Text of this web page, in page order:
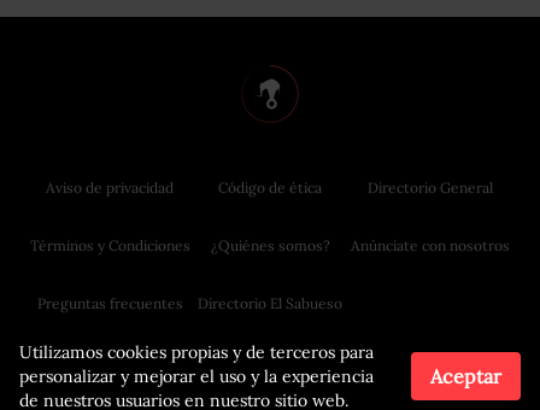
Utilizamos cookies propias y de terceros para
personalizar y mejorar el uso y la experiencia
de nuestros usuarios en nuestro sitio web.
Aceptar
Aviso de privacidad
Términos y Condiciones
Preguntas frecuentes
Código de ética
¿Quiénes somos?
Directorio El Sabueso
Directorio General
Anúnciate con nosotros